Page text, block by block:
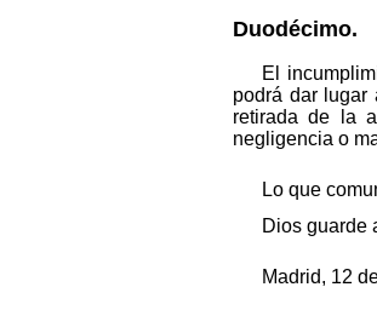
Duodécimo.
El
podrá dar lugar
retirada de la
negligencia o
Lo que
Dios guarde
Madrid, 12